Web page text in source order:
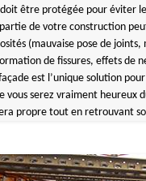
doit être protégée pour éviter
de votre construction
(mauvaise pose de joints,
de fissures, effets de
est l’unique solution
vous serez vraiment heureux
propre tout en retrouvant